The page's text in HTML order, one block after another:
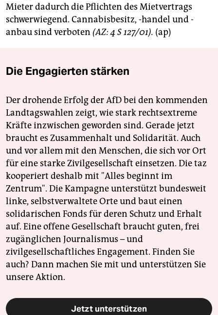
sport
berlin
wahrheit
verlag
verlag
veranstaltungen
shop
fragen & hilfe
unterstützen
abo
genossenschaft
epaper login
Mieter dadurch die Pflichten des Mietvertrags
schwerwiegend. Cannabisbesitz, -handel und -
anbau sind verboten (AZ: 4 S 127/01). (ap)
Die Engagierten stärken
Der drohende Erfolg der AfD bei den kommenden
Landtagswahlen zeigt, wie stark rechtsextreme
Kräfte inzwischen geworden sind. Gerade jetzt
braucht es Zusammenhalt und Solidarität. Auch
und vor allem mit den Menschen, die sich vor Ort
für eine starke Zivilgesellschaft einsetzen. Die taz
kooperiert deshalb mit "Alles beginnt im
Zentrum". Die Kampagne unterstützt bundesweit
linke, selbstverwaltete Orte und baut einen
solidarischen Fonds für deren Schutz und Erhalt
auf. Eine offene Gesellschaft braucht guten, frei
zugänglichen Journalismus – und
zivilgesellschaftliches Engagement. Finden Sie
auch? Dann machen Sie mit und unterstützen Sie
unsere Aktion.
Jetzt unterstützen